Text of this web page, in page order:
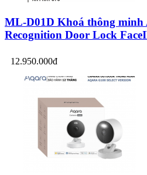
ML-D01D Khoá thông minh
Recognition Door Lock
12.950.000đ